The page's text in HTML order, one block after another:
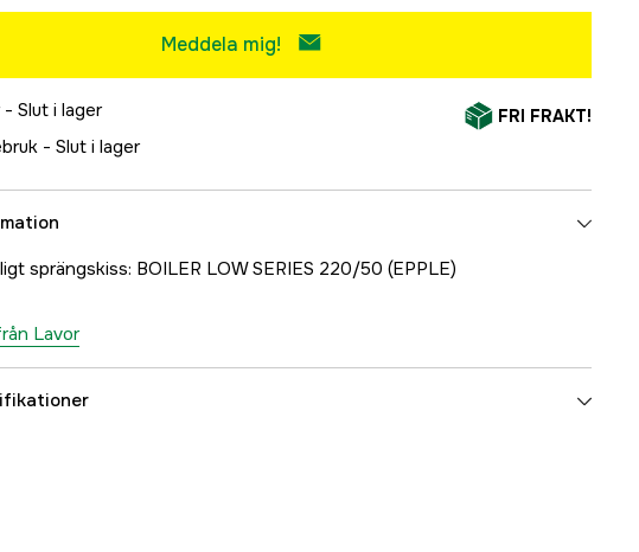
Meddela mig!
- Slut i lager
- Slut i lager
FRI FRAKT!
sprängskiss: BOILER LOW SERIES 220/50 (EPPLE)
Lavor